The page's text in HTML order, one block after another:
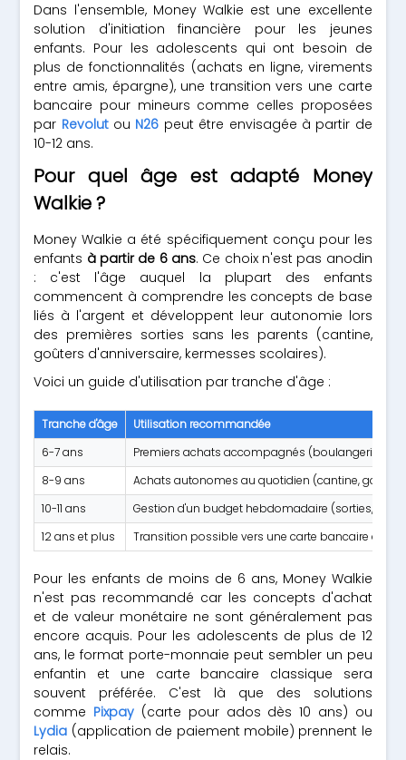
Dans l'ensemble, Money Walkie est une excellente
solution d'initiation financière pour les jeunes
enfants. Pour les adolescents qui ont besoin de
plus de fonctionnalités (achats en ligne, virements
entre amis, épargne), une transition vers une carte
bancaire pour mineurs comme celles proposées
par Revolutou N26 peut être envisagée à partir de
10-12 ans.
Pour quel âge est adapté Money
Walkie ?
Money Walkie a été spécifiquement conçu pour les
enfants à partir de 6 ans. Ce choix n'est pas anodin
: c'est l'âge auquel la plupart des enfants
commencent à comprendre les concepts de base
liés à l'argent et développent leur autonomie lors
des premières sorties sans les parents (cantine,
goûters d'anniversaire, kermesses scolaires).
Voici un guide d'utilisation par tranche d'âge :
Tranche d'âge
Utilisation recommandée
6-7 ans
Premiers achats accompagnés (boulangerie,
8-9 ans
Achats autonomes au quotidien (cantine, goûter)
10-11 ans
Gestion d'un budget hebdomadaire (sorties,
12 ans et plus
Transition possible vers une carte bancaire ado
Pour les enfants de moins de 6 ans, Money Walkie
n'est pas recommandé car les concepts d'achat
et de valeur monétaire ne sont généralement pas
encore acquis. Pour les adolescents de plus de 12
ans, le format porte-monnaie peut sembler un peu
enfantin et une carte bancaire classique sera
souvent préférée. C'est là que des solutions
comme Pixpay (carte pour ados dès 10 ans) ou
Lydia (application de paiement mobile) prennent le
relais.